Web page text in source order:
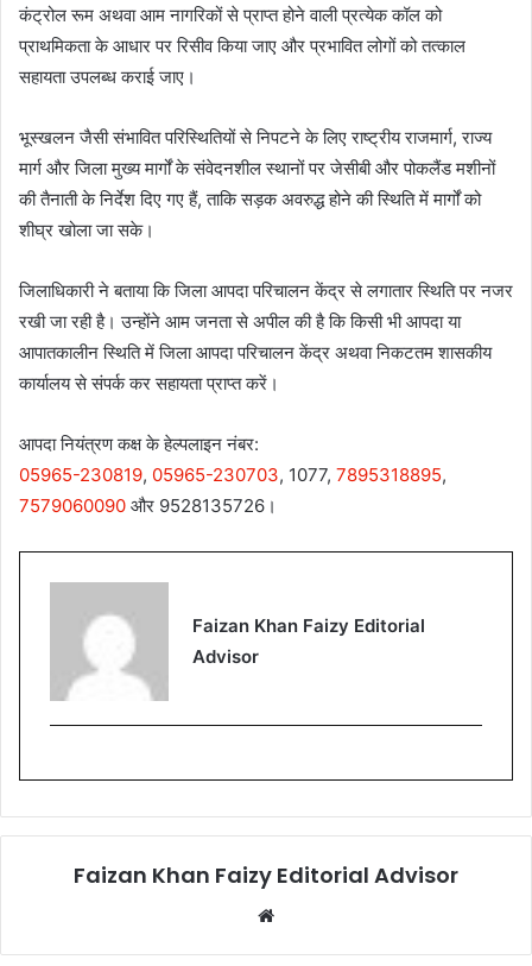
कंट्रोल रूम अथवा आम नागरिकों से प्राप्त होने वाली प्रत्येक कॉल को
प्राथमिकता के आधार पर रिसीव किया जाए और प्रभावित लोगों को तत्काल
सहायता उपलब्ध कराई जाए।
भूस्खलन जैसी संभावित परिस्थितियों से निपटने के लिए राष्ट्रीय राजमार्ग, राज्य
मार्ग और जिला मुख्य मार्गों के संवेदनशील स्थानों पर जेसीबी और पोकलैंड मशीनों
की तैनाती के निर्देश दिए गए हैं, ताकि सड़क अवरुद्ध होने की स्थिति में मार्गों को
शीघ्र खोला जा सके।
जिलाधिकारी ने बताया कि जिला आपदा परिचालन केंद्र से लगातार स्थिति पर नजर
रखी जा रही है। उन्होंने आम जनता से अपील की है कि किसी भी आपदा या
आपातकालीन स्थिति में जिला आपदा परिचालन केंद्र अथवा निकटतम शासकीय
कार्यालय से संपर्क कर सहायता प्राप्त करें।
आपदा नियंत्रण कक्ष के हेल्पलाइन नंबर:
05965-230819, 05965-230703, 1077, 7895318895,
7579060090 और 9528135726।
Faizan Khan Faizy Editorial
Advisor
Faizan Khan Faizy Editorial Advisor